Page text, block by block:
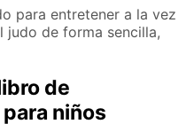
para entretener a la vez
judo de forma sencilla,
de
niños